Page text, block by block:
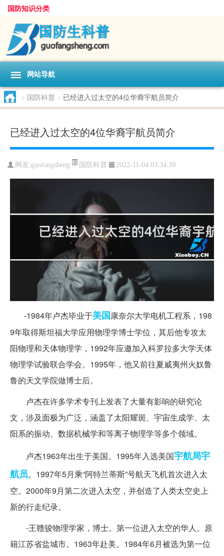
国防知识分类
网站导航
> 国防科普 > 已经进入过太空的4位华裔宇航员简介
已经进入过太空的4位华裔宇航员简介
网友:guofangsheng 国防科普 2022-11-04 03:34:39
-1984年卢杰毕业于美国康奈尔大学电机工程系，198
9年取得斯坦福大学应用物理学博士学位，其后他专攻太
阳物理和天体物理学，1992年应邀加入科罗拉多大学天体
物理学试验联合学会。1995年，他又前往夏威夷州火奴鲁
鲁的天文学院做博士后。
卢杰在许多学术专刊上发表了大量有影响的研究论
文，涉及面极为广泛，涵盖了太阳耀斑、宇宙生成学、太
阳系的振动、数据机械学和等离子物理学等多个领域。
卢杰1963年出生于美国。1995年入选美国宇航局宇
航员。1997年5月乘“阿特兰蒂斯”号航天飞机首次进入太
空。2000年9月第二次进入太空，并创造了人类太空史上
新的行走纪录。
-王赣骏物理学家，博士。第一位进入太空的华人。原
籍江苏省盐城市。1963年赴美。1984年6月被选为第一位